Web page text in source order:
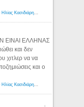
Αμερικανοί ρατσιστές αναρωτιούνται αν ο Ηλίας Κασιδιάρης ανήκει στη λευκή φυλή... - Λόγιος Ερμής
ΕΙΝΑΙ ΕΛΛΗΝΑΣ
και δεν
χιτλερ να να
και ο
Αμερικανοί ρατσιστές αναρωτιούνται αν ο Ηλίας Κασιδιάρης ανήκει στη λευκή φυλή... - Λόγιος Ερμής